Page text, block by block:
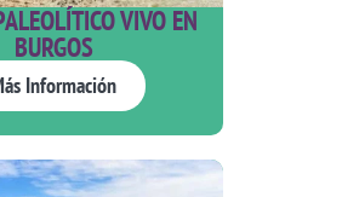
VIVO EN
BURGOS​
Información